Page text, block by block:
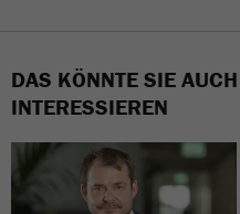
DAS KÖNNTE SIE AUCH
INTERESSIEREN